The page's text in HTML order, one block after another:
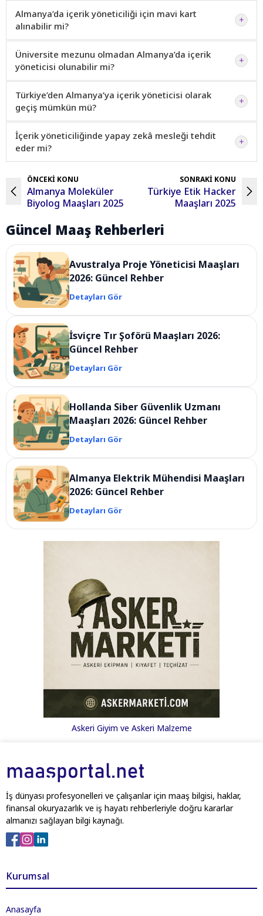
Almanya’da içerik yöneticiliği için mavi kart
alınabilir mi?
+
Üniversite mezunu olmadan Almanya’da içerik
yöneticisi olunabilir mi?
+
Türkiye’den Almanya’ya içerik yöneticisi olarak
geçiş mümkün mü?
+
İçerik yöneticiliğinde yapay zekâ mesleği tehdit
eder mi?
+
ÖNCEKİ KONU
Almanya Moleküler
Biyolog Maaşları 2025
SONRAKİ KONU
Türkiye Etik Hacker
Maaşları 2025
Güncel Maaş Rehberleri
Avustralya Proje Yöneticisi Maaşları
2026: Güncel Rehber
Detayları Gör
İsviçre Tır Şoförü Maaşları 2026:
Güncel Rehber
Detayları Gör
Hollanda Siber Güvenlik Uzmanı
Maaşları 2026: Güncel Rehber
Detayları Gör
Almanya Elektrik Mühendisi Maaşları
2026: Güncel Rehber
Detayları Gör
Askeri Giyim ve Askeri Malzeme
İş dünyası profesyonelleri ve çalışanlar için maaş bilgisi, haklar,
finansal okuryazarlık ve iş hayatı rehberleriyle doğru kararlar
almanızı sağlayan bilgi kaynağı.
Kurumsal
Anasayfa